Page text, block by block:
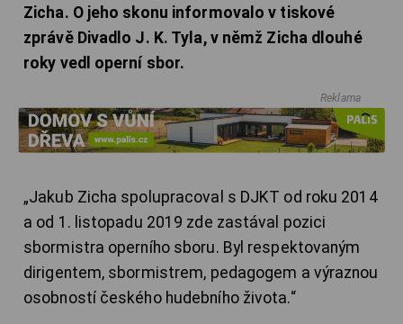
Zicha. O jeho skonu informovalo v tiskové
zprávě Divadlo J. K. Tyla, v němž Zicha dlouhé
roky vedl operní sbor.
Reklama
„Jakub Zicha spolupracoval s DJKT od roku 2014
a od 1. listopadu 2019 zde zastával pozici
sbormistra operního sboru. Byl respektovaným
dirigentem, sbormistrem, pedagogem a výraznou
osobností českého hudebního života.“